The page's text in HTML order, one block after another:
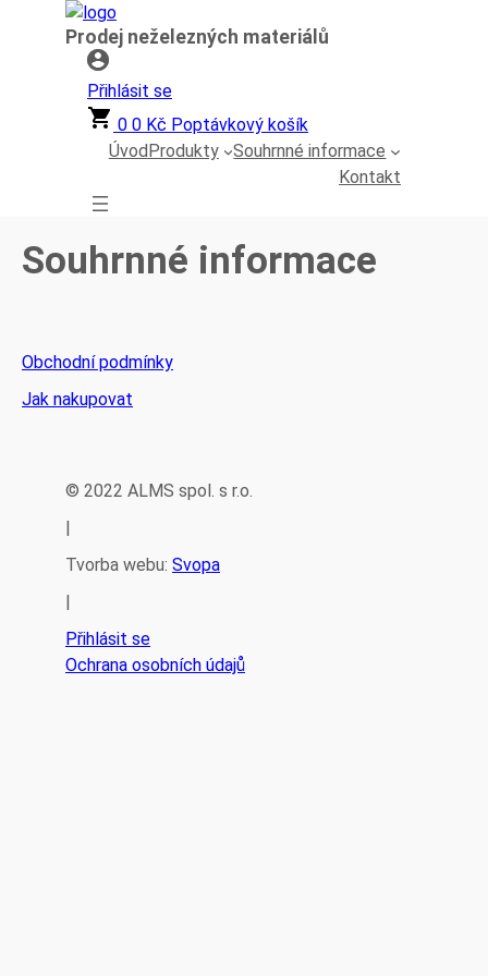
Přeskočit
Prodej neželezných materiálů
Přihlásit se
0 0 Kč Poptávkový košík
ÚvodProdukty
Souhrnné informace
Kontakt
Souhrnné informace
Obchodní podmínky
Jak nakupovat
© 2022 ALMS spol. s r.o.
|
Tvorba webu: Svopa
|
Přihlásit se
Ochrana osobních údajů